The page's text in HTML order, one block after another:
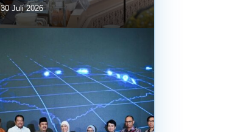
30 Juli 2026